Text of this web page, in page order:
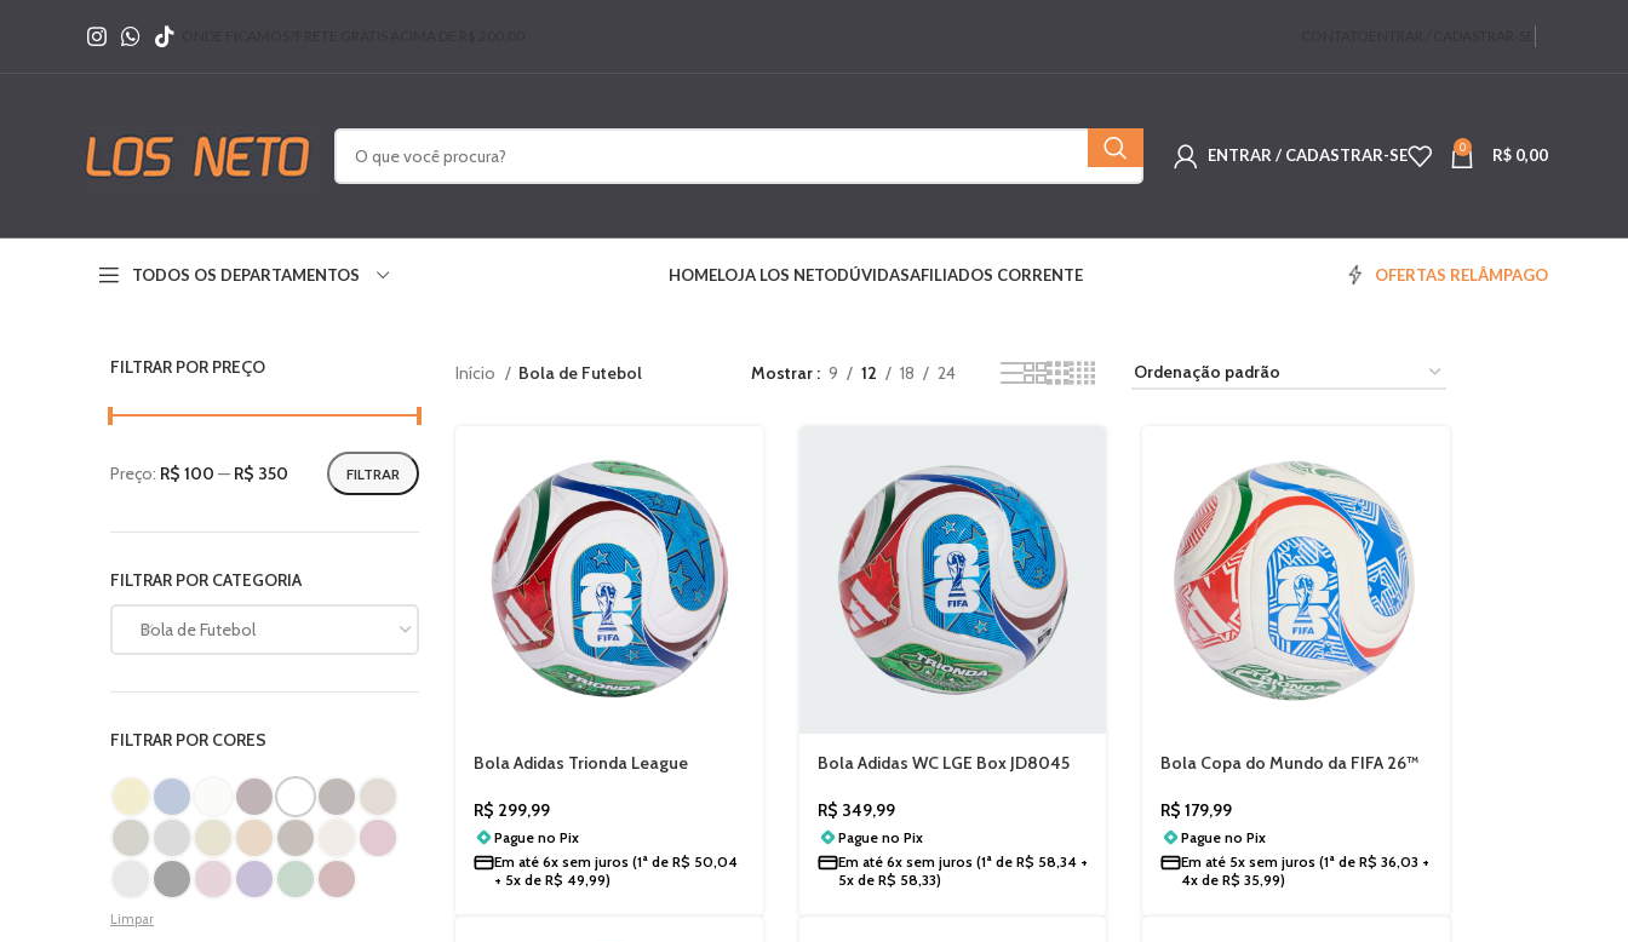
ENTRAR / CADASTRAR-SE 0 R$ 0,00
TODOS OS DEPARTAMENTOS HOMELOJA LOS NETODÚVIDASAFILIADOS CORRENTE OFERTAS RELÂMPAGO
FILTRAR POR PREÇO
FILTRAR
Preço: R$ 100 — R$ 350
FILTRAR POR CATEGORIA
Bola de Futebol
FILTRAR POR CORES
Limpar
Início Bola de Futebol Mostrar 9 12 18 24
Bola Adidas Trionda League
R$ 299,99
Pague no Pix
Em até 6x sem juros (1ª de R$ 50,04
+ 5x de R$ 49,99)
Bola Adidas WC LGE Box JD8045
R$ 349,99
Pague no Pix
Em até 6x sem juros(1ª de R$ 58,34+
5x de R$ 58,33)
Bola Copa do Mundo da FIFA 26™
R$ 179,99
Pague noPix
Em até 5x sem juros (1ª deR$ 36,03 +
4x deR$ 35,99)